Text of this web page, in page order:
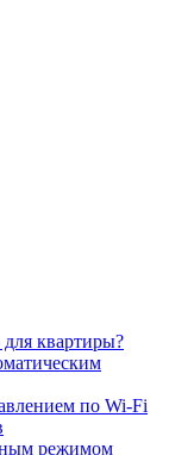
квартиры?
по Wi-Fi
режимом